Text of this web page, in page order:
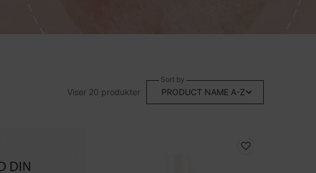
Viser 20 produkter
Sort by